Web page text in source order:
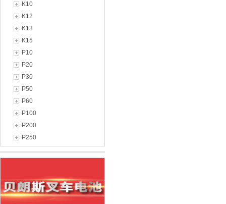
K10
K12
K13
K15
P10
P20
P30
P50
P60
P100
P200
P250